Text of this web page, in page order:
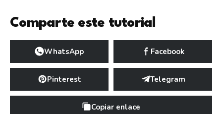
Comparte este tutorial
WhatsApp Facebook
Pinterest Telegram
Copiar enlace